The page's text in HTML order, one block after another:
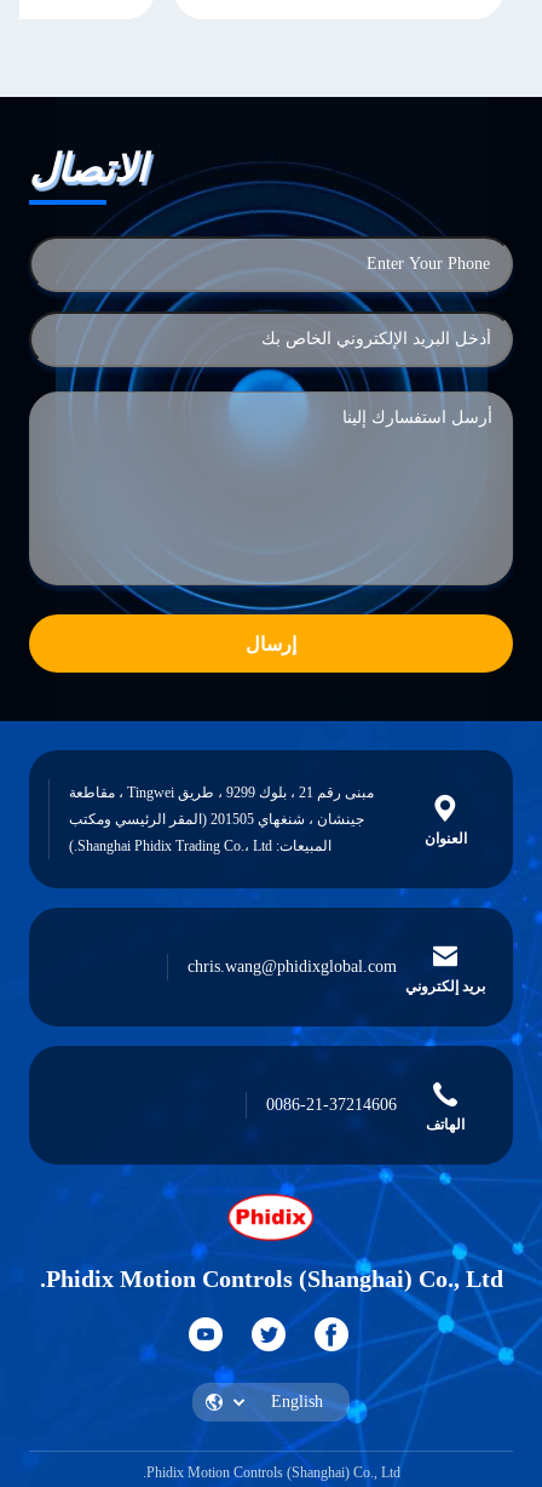
الاتصال
إرسال
العنوان
مبنى رقم 21 ، بلوك 9299 ، طريق Tingwei ، مقاطعة
جينشان ، شنغهاي 201505 (المقر الرئيسي ومكتب
المبيعات: Shanghai Phidix Trading Co.، Ltd.)
بريد إلكتروني
chris.wang@phidixglobal.com
الهاتف
0086-21-37214606
Phidix Motion Controls (Shanghai) Co., Ltd.
Phidix Motion Controls (Shanghai) Co., Ltd.